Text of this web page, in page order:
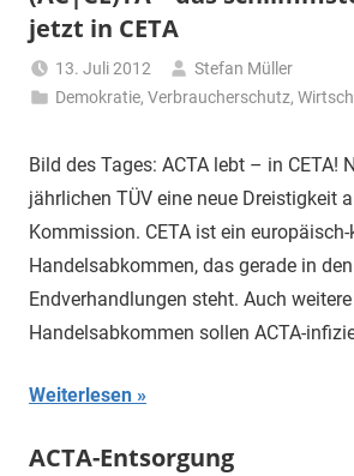
jetzt in CETA
13. Juli 2012
Stefan Müller
Demokratie,Verbraucherschutz,
Bild des Tages: ACTA lebt – in CETA!
jährlichen TÜV eine neue Dreistigkeit
Kommission. CETA ist ein
Handelsabkommen, das gerade in den
Endverhandlungen steht. Auch
Handelsabkommen sollen ACTA-
Weiterlesen
ACTA-Entsorgung